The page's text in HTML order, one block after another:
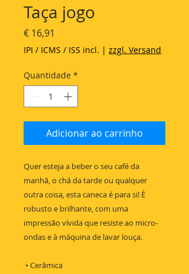
Taça jogo
€ 16,91
IPI / ICMS / ISS incl. | zzgl. Versand
Quantidade *
Adicionar ao carrinho
Quer esteja a beber o seu café da
manhã, o chá da tarde ou qualquer
outra coisa, esta caneca é para si! É
robusto e brilhante, com uma
impressão vívida que resiste ao micro-
ondas e à máquina de lavar louça.
• Cerâmica